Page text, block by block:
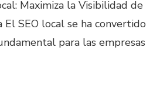
Maximiza la Visibilidad de
El SEO local se ha convertido
para las empresas